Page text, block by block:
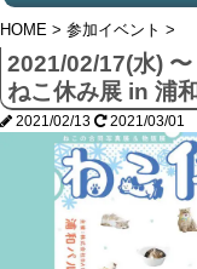
HOME > 参加イベント >
2021/02/17(水)
ねこ休み展 in 浦和
2021/02/13 2021/03/01